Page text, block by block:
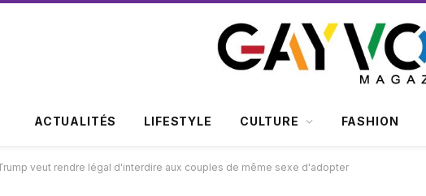
ACTUALITÉS LIFESTYLE CULTURE FASHION
veut rendre légal d'interdire aux couples de même sexe d'adopter